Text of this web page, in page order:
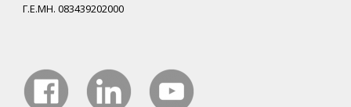
Γ.Ε.ΜΗ. 083439202000